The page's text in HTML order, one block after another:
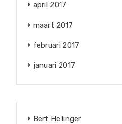
april 2017
maart 2017
februari 2017
januari 2017
Bert Hellinger